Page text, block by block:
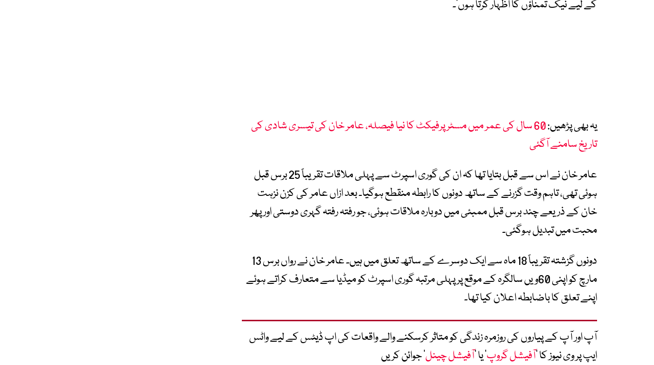
کے لیے نیک تمناؤں کا اظہار کرتا ہوں‘۔
یہ بھی پڑھیں:
60 سال کی عمر میں مسٹر پرفیکٹ کا نیا فیصلہ، عامر خان کی تیسری شادی کی
تاریخ سامنے آگئی
عامر خان نے اس سے قبل بتایا تھا کہ ان کی گوری اسپرٹ سے پہلی ملاقات تقریباً 25 برس قبل
ہوئی تھی، تاہم وقت گزرنے کے ساتھ دونوں کا رابطہ منقطع ہوگیا۔ بعد ازاں عامر کی کزن نزہت
خان کے ذریعے چند برس قبل ممبئی میں دوبارہ ملاقات ہوئی، جو رفتہ رفتہ گہری دوستی اور پھر
محبت میں تبدیل ہوگئی۔
دونوں گزشتہ تقریباً 18 ماہ سے ایک دوسرے کے ساتھ تعلق میں ہیں۔ عامر خان نے رواں برس 13
مارچ کو اپنی 60ویں سالگرہ کے موقع پر پہلی مرتبہ گوری اسپرٹ کو میڈیا سے متعارف کراتے ہوئے
اپنے تعلق کا باضابطہ اعلان کیا تھا۔
آپ اور آپ کے پیاروں کی روزمرہ زندگی کو متاثر کرسکنے والے واقعات کی اپ ڈیٹس کے لیے واٹس
ایپ پر وی نیوز کا ’آفیشل گروپ‘ یا ’آفیشل چینل‘ جوائن کریں